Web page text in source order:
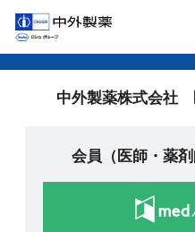
中外製薬株式会社
会員（医師・薬